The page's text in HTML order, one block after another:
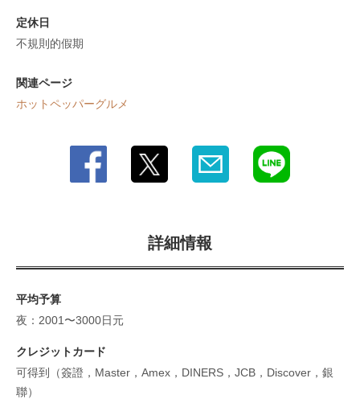
定休日
不規則的假期
関連ページ
ホットペッパーグルメ
詳細情報
平均予算
夜：2001〜3000日元
クレジットカード
可得到（簽證，Master，Amex，DINERS，JCB，Discover，銀
聯）